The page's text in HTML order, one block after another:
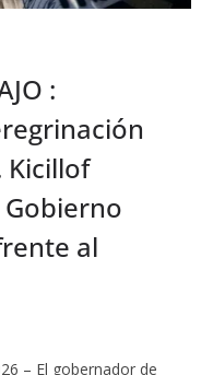
:
Kicillof
al
– El gobernador de